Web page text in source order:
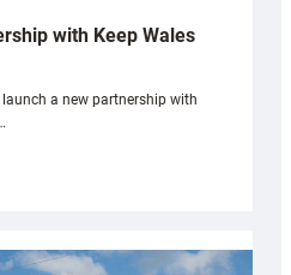
with Keep Wales
a new partnership with